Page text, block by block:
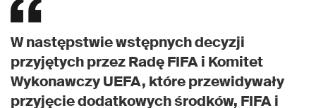
W następstwie wstępnych decyzji
przyjętych przez Radę FIFA i Komitet
Wykonawczy UEFA, które przewidywały
przyjęcie dodatkowych środków, FIFA i